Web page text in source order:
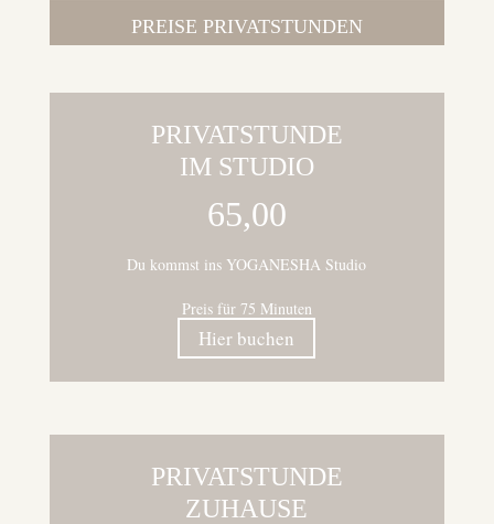
PREISE PRIVATSTUNDEN
PRIVATSTUNDE
IM STUDIO
65,00
Du kommst ins YOGANESHA Studio
Preis für 75 Minuten
Hier buchen
PRIVATSTUNDE
ZUHAUSE